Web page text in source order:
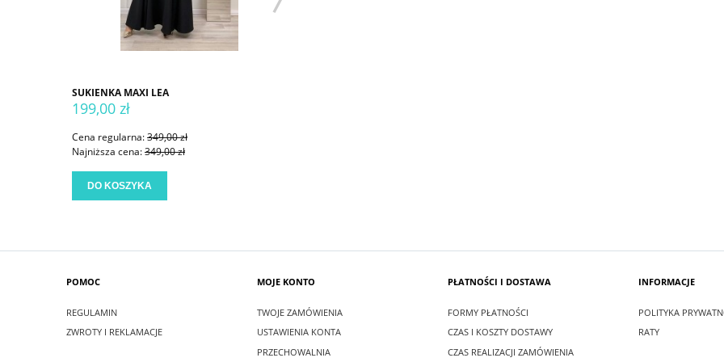
SUKIENKA MAXI LEA
199,00 zł
Cena regularna:349,00 zł
Najniższa cena:349,00 zł
DO KOSZYKA
POMOC
REGULAMIN
ZWROTY I REKLAMACJE
MOJE KONTO
TWOJE ZAMÓWIENIA
USTAWIENIA KONTA
PRZECHOWALNIA
PŁATNOŚCI I DOSTAWA
FORMY PŁATNOŚCI
CZAS I KOSZTY DOSTAWY
CZAS REALIZACJI ZAMÓWIENIA
INFORMACJE
POLITYKA
RATY